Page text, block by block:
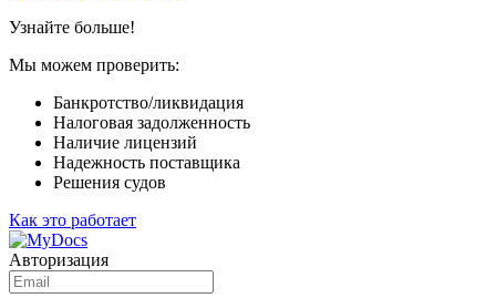
Узнайте больше!
Мы можем проверить:
Банкротство/ликвидация
Налоговая задолженность
Наличие лицензий
Надежность поставщика
Решения судов
Как это работает
Авторизация